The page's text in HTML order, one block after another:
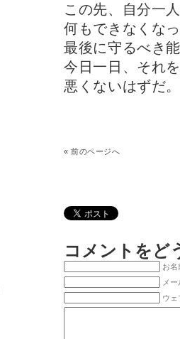
この先、自分一
何もできなくな
最後に守るべき
今日一日、それ
悪くないはずだ
«前のページへ
コメントをど
お名
メ
ウェ